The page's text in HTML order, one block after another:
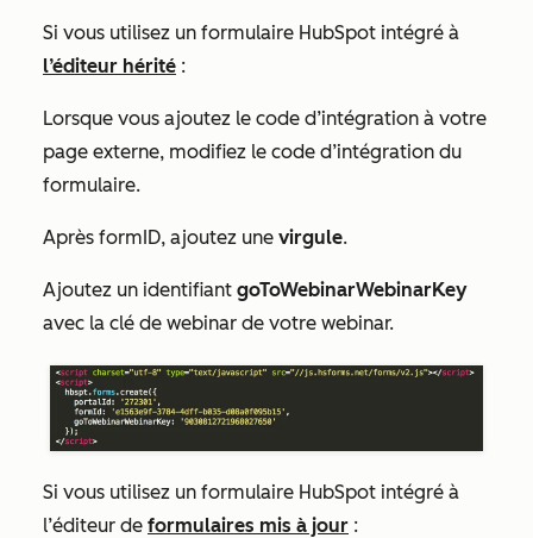
Si vous utilisez un formulaire HubSpot intégré à
l’éditeur hérité :
Lorsque vous ajoutez le code d’intégration à votre
page externe, modifiez le code d’intégration du
formulaire.
Après formID, ajoutez une virgule.
Ajoutez un identifiant goToWebinarWebinarKey
avec la clé de webinar de votre webinar.
Si vous utilisez un formulaire HubSpot intégré à
l’éditeur de formulaires mis à jour :